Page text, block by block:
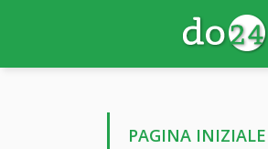
PAGINA INIZIALE